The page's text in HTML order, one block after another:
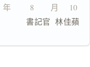
　 　8　　月　 10
書記官  林佳蘋
文
複製給 AI
去換行複製
匯出 PDF
精美列印